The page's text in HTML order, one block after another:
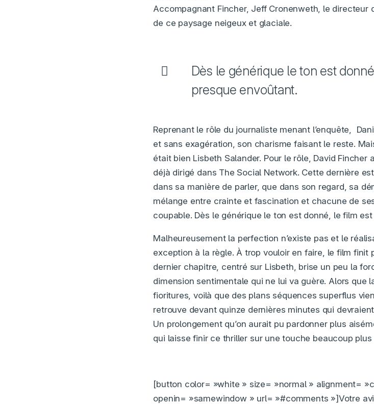
Accompagnant Fincher, Jeff Cronenweth, le directeur
de ce paysage neigeux et glaciale.
Dès le générique le ton est
presque envoûtant.
Reprenant le rôle du journaliste menant l’enquête,
et sans exagération, son charisme faisant le reste.
était bien Lisbeth Salander. Pour le rôle, David Fincher
déjà dirigé dans The Social Network. Cette dernière
dans sa manière de parler, que dans son regard, sa
mélange entre crainte et fascination et chacune de
coupable. Dès le générique le ton est donné, le film
Malheureusement la perfection n’existe pas et le
exception à la règle. À trop vouloir en faire, le film finit
dernier chapitre, centré sur Lisbeth, brise un peu la
dimension sentimentale qui ne lui va guère. Alors que
fioritures, voilà que des plans séquences superflus
retrouve devant quinze dernières minutes qui
Un prolongement qu’on aurait pu pardonner plus
qui laisse finir ce thriller sur une touche beaucoup plus
[button color= »white » size= »normal » alignment=
openin= »samewindow » url= »#comments »]Votre